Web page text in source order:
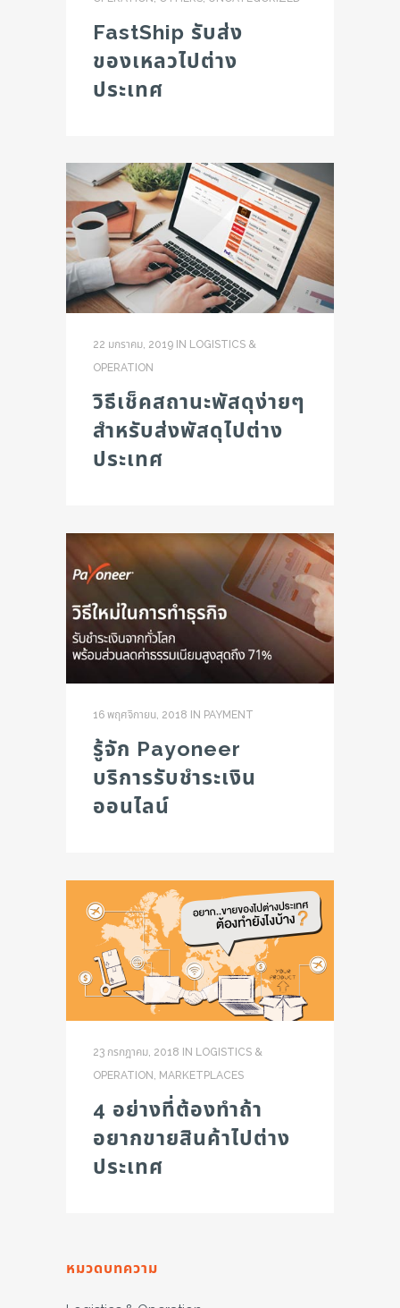
FastShip รับส่ง
ของเหลวไปต่าง
ประเทศ
22 มกราคม, 2019 IN LOGISTICS &
OPERATION
วิธีเช็คสถานะพัสดุง่ายๆ
สำหรับส่งพัสดุไปต่าง
ประเทศ
16 พฤศจิกายน, 2018 IN PAYMENT
รู้จัก Payoneer
บริการรับชำระเงิน
ออนไลน์
23 กรกฎาคม, 2018 IN LOGISTICS &
OPERATION, MARKETPLACES
4 อย่างที่ต้องทำถ้า
อยากขายสินค้าไปต่าง
ประเทศ
หมวดบทความ